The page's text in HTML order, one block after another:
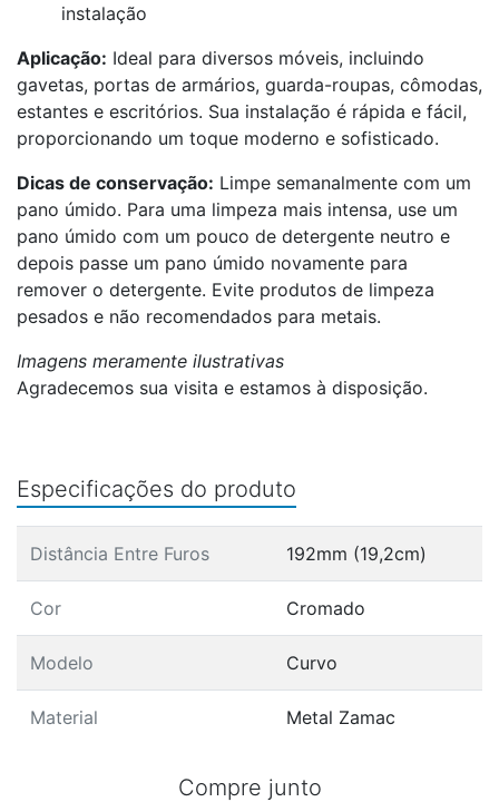
instalação
Aplicação: Ideal para diversos móveis, incluindo
gavetas, portas de armários, guarda-roupas, cômodas,
estantes e escritórios. Sua instalação é rápida e fácil,
proporcionando um toque moderno e sofisticado.
Dicas de conservação: Limpe semanalmente com um
pano úmido. Para uma limpeza mais intensa, use um
pano úmido com um pouco de detergente neutro e
depois passe um pano úmido novamente para
remover o detergente. Evite produtos de limpeza
pesados e não recomendados para metais.
Imagens meramente ilustrativas
Agradecemos sua visita e estamos à disposição.
Especificações do produto
Distância Entre Furos 192mm (19,2cm)
Cor Cromado
Modelo Curvo
Material Metal Zamac
Compre junto